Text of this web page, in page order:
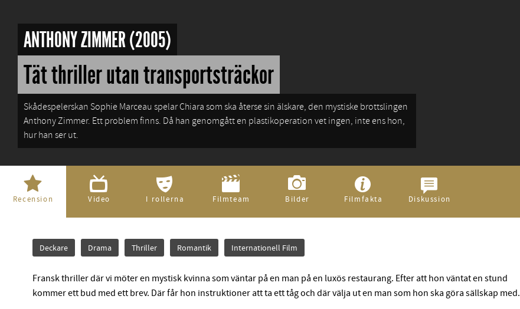
ANTHONY ZIMMER (2005)
Tät thriller utan transportsträckor
Skådespelerskan Sophie Marceau spelar Chiara som ska återse sin älskare, den mystiske brottslingen
Anthony Zimmer. Ett problem finns. Då han genomgått en plastikoperation vet ingen, inte ens hon,
hur han ser ut.
Recension Video I rollerna Filmteam Bilder Filmfakta Diskussion
Deckare Drama Thriller Romantik Internationell Film
Fransk thriller där vi möter en mystisk kvinna som väntar på en man på en luxös restaurang. Efter att hon väntat en stund
kommer ett bud med ett brev. Där får hon instruktioner att ta ett tåg och där välja ut en man som hon ska göra sällskap med.